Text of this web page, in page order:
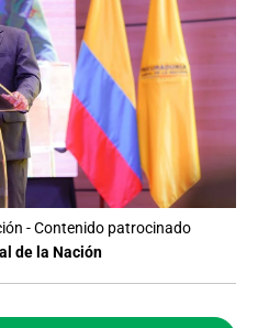
- Contenido patrocinado
de la Nación